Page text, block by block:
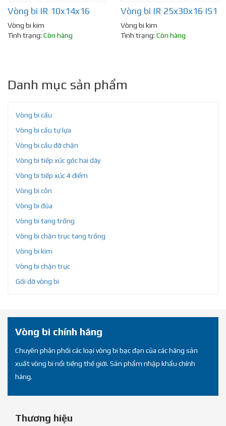
Vòng bi IR 10x14x16
Vòng bi kim
Tình trạng: Còn hàng
Vòng bi IR 25x30x16 IS1
Vòng bi kim
Tình trạng: Còn hàng
Danh mục sản phẩm
Vòng bi cầu
Vòng bi cầu tự lựa
Vòng bi cầu đỡ chặn
Vòng bi tiếp xúc góc hai dãy
Vòng bi tiếp xúc 4 điểm
Vòng bi côn
Vòng bi đũa
Vòng bi tang trống
Vòng bi chặn trục tang trống
Vòng bi kim
Vòng bi chặn trục
Gối đỡ vòng bi
Vòng bi chính hãng
Chuyên phân phối các loại vòng bi bạc đạn của các hãng sản
xuất vòng bi nổi tiếng thế giới. Sản phẩm nhập khẩu chính
hãng.
Thương hiệu